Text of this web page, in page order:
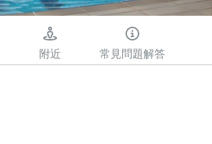
附近 常見問題解答